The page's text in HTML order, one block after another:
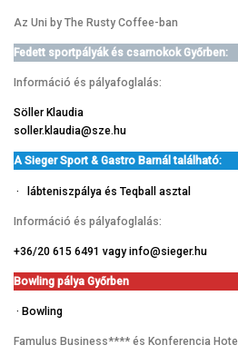
Az Uni by The Rusty Coffee-ban
Fedett sportpályák és csarnokok Győrben:
Információ és pályafoglalás:
Söller Klaudia
soller.klaudia@sze.hu
A Sieger Sport & Gastro Barnál található:
· lábteniszpálya és Teqball asztal
Információ és pályafoglalás:
+36/20 615 6491 vagy info@sieger.hu
Bowling pálya Győrben
· Bowling
Famulus Business**** és Konferencia Hotel